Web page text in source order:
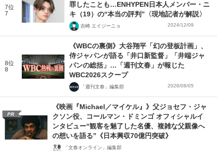
7位
7
罪したことも…ENHYPEN日本人メンバー・ニ
キ（19）の“本当の評判”〈現地記者が解説〉
吉崎 エイジーニョ 2024/12/09
8位
8
《WBCの裏側》大谷翔平「幻の登板計画」、
侍ジャパンが語る「井口新監督」「井端ジャ
パンの総括」…「週刊文春」が報じた
WBC2026スクープ
「週刊文春」編集部 2026/08/05
PR
《映画『Michael／マイケル』》父ジョセフ・ジャ
クソン役、コールマン・ドミンゴ オフィシャルイ
ンタビュー“観客を魅了した名優、複雑な父親像へ
の想いを語る”《日本興収70億円突破》
「文春オンライン」編集部